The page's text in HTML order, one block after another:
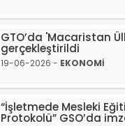
GTO’da 'Macaristan
gerçekleştirildi
19-06-2026 - EKONOMİ
“İşletmede Mesleki
Protokolü” GSO’da